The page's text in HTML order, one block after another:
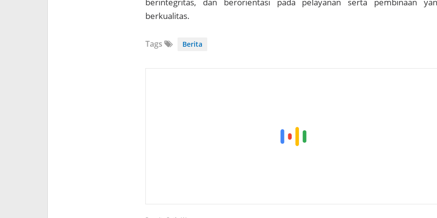
berkualitas.
Tags Berita